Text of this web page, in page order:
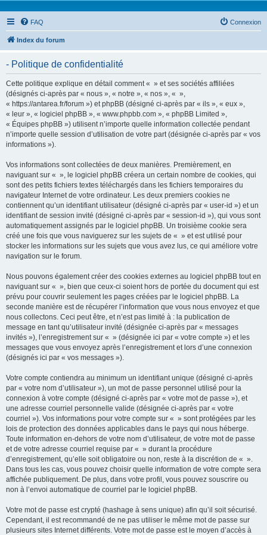
FAQ Connexion
Index du forum
- Politique de confidentialité
Cette politique explique en détail comment « » et ses sociétés affiliées
(désignés ci-après par « nous », « notre », « nos », « »,
« https://antarea.fr/forum ») et phpBB (désigné ci-après par « ils », « eux »,
« leur », « logiciel phpBB », « www.phpbb.com », « phpBB Limited »,
« Équipes phpBB ») utilisent n’importe quelle information collectée pendant
n’importe quelle session d’utilisation de votre part (désignée ci-après par « vos
informations »).
Vos informations sont collectées de deux manières. Premièrement, en
naviguant sur « », le logiciel phpBB créera un certain nombre de cookies, qui
sont des petits fichiers textes téléchargés dans les fichiers temporaires du
navigateur Internet de votre ordinateur. Les deux premiers cookies ne
contiennent qu’un identifiant utilisateur (désigné ci-après par « user-id ») et un
identifiant de session invité (désigné ci-après par « session-id »), qui vous sont
automatiquement assignés par le logiciel phpBB. Un troisième cookie sera
créé une fois que vous naviguerez sur les sujets de « » et est utilisé pour
stocker les informations sur les sujets que vous avez lus, ce qui améliore votre
navigation sur le forum.
Nous pouvons également créer des cookies externes au logiciel phpBB tout en
naviguant sur « », bien que ceux-ci soient hors de portée du document qui est
prévu pour couvrir seulement les pages créées par le logiciel phpBB. La
seconde manière est de récupérer l’information que vous nous envoyez et que
nous collectons. Ceci peut être, et n’est pas limité à : la publication de
message en tant qu’utilisateur invité (désignée ci-après par « messages
invités »), l’enregistrement sur « » (désignée ici par « votre compte ») et les
messages que vous envoyez après l’enregistrement et lors d’une connexion
(désignés ici par « vos messages »).
Votre compte contiendra au minimum un identifiant unique (désigné ci-après
par « votre nom d’utilisateur »), un mot de passe personnel utilisé pour la
connexion à votre compte (désigné ci-après par « votre mot de passe »), et
une adresse courriel personnelle valide (désignée ci-après par « votre
courriel »). Vos informations pour votre compte sur « » sont protégées par les
lois de protection des données applicables dans le pays qui nous héberge.
Toute information en-dehors de votre nom d’utilisateur, de votre mot de passe
et de votre adresse courriel requise par « » durant la procédure
d’enregistrement, qu’elle soit obligatoire ou non, reste à la discrétion de « ».
Dans tous les cas, vous pouvez choisir quelle information de votre compte sera
affichée publiquement. De plus, dans votre profil, vous pouvez souscrire ou
non à l’envoi automatique de courriel par le logiciel phpBB.
Votre mot de passe est crypté (hashage à sens unique) afin qu’il soit sécurisé.
Cependant, il est recommandé de ne pas utiliser le même mot de passe sur
plusieurs sites Internet différents. Votre mot de passe est le moyen d’accès à